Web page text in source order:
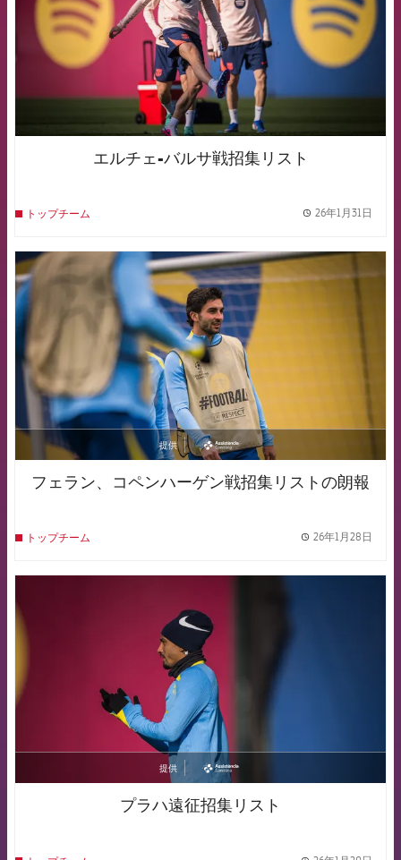
エルチェ-バルサ戦招集リスト
トップチーム 26年1月31日
FCB Barcelona badge
提供
asistencia
フェラン、コペンハーゲン戦招集リストの朗報
トップチーム 26年1月28日
提供
asistencia
プラハ遠征招集リスト